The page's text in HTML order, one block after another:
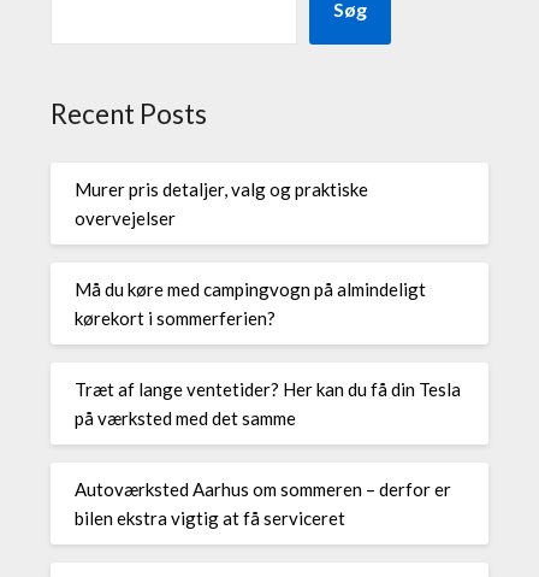
Søg
Recent Posts
Murer pris detaljer, valg og praktiske
overvejelser
Må du køre med campingvogn på almindeligt
kørekort i sommerferien?
Træt af lange ventetider? Her kan du få din Tesla
på værksted med det samme
Autoværksted Aarhus om sommeren – derfor er
bilen ekstra vigtig at få serviceret